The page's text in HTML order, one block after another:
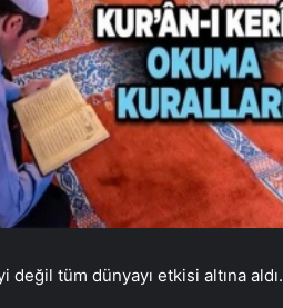
tüm dünyayı etkisi altına aldı.